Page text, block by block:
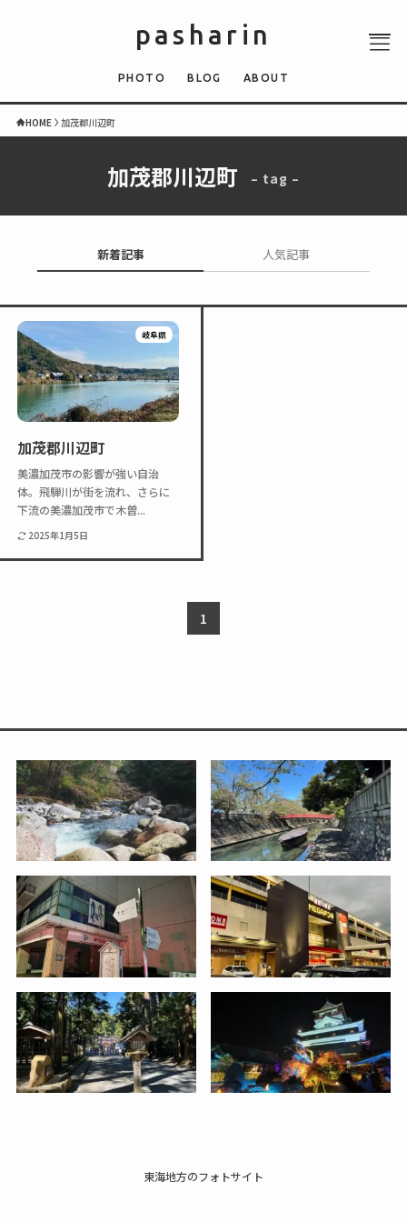
PHOTO
BLOG
pasharin
PHOTO BLOG ABOUT
HOME 加茂郡川辺町
加茂郡川辺町 – tag –
新着記事 人気記事
岐阜県
加茂郡川辺町
美濃加茂市の影響が強い自治
体。飛騨川が街を流れ、さらに
下流の美濃加茂市で木曽...
2025年1月5日
1
東海地方のフォトサイト